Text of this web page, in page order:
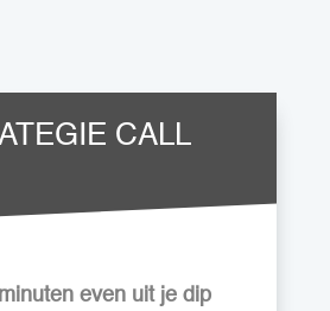
CALL
even uit je dip